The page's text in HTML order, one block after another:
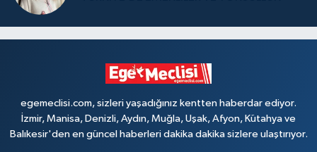
egemeclisi.com, sizleri yaşadığınız kentten haberdar ediyor.
İzmir, Manisa, Denizli, Aydın, Muğla, Uşak, Afyon, Kütahya ve
Balıkesir'den en güncel haberleri dakika dakika sizlere ulaştırıyor.